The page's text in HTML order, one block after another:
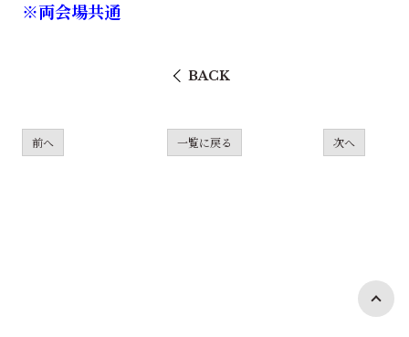
※両会場共通
BACK
前へ 一覧に戻る 次へ